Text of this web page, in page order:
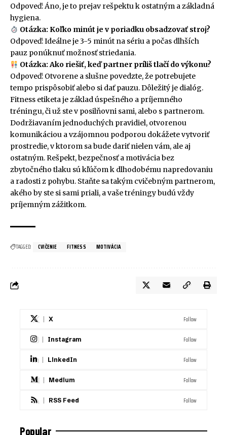
Odpoveď: Áno, je to prejav rešpektu k ostatným a základná
hygiena.
Otázka: Koľko minút je v poriadku obsadzovať stroj?
Odpoveď: Ideálne je 3-5 minút na sériu a počas dlhších
pauz ponúknuť možnosť striedania.
Otázka: Ako riešiť, keď partner príliš tlačí do výkonu?
Odpoveď: Otvorene a slušne povedzte, že potrebujete
tempo prispôsobiť alebo si dať pauzu. Dôležitý je dialóg.
Fitness etiketa je základ úspešného a príjemného
tréningu, či už ste v posilňovni sami, alebo s partnerom.
Dodržiavaním jednoduchých pravidiel, otvorenou
komunikáciou a vzájomnou podporou dokážete vytvoriť
prostredie, v ktorom sa bude dariť nielen vám, ale aj
ostatným. Rešpekt, bezpečnosť a motivácia bez
zbytočného tlaku sú kľúčom k dlhodobému napredovaniu
a radosti z pohybu. Staňte sa takým cvičebným partnerom,
akého by ste si sami priali, a vaše tréningy budú vždy
príjemným zážitkom.
TAGGED: CVIČENIE FITNESS MOTIVÁCIA
X Follow
Instagram Follow
LinkedIn Follow
Medium Follow
RSS Feed Follow
Popular